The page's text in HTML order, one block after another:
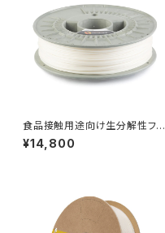
食品接触用途向け生分解性フィ
ラメント『NonOilen』
¥14,800